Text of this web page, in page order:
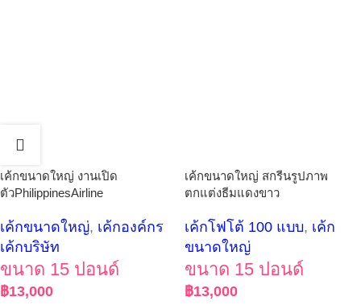
เค้กขนาดใหญ่ งานเปิด
ตัวPhilippinesAirline
เค้กขนาดใหญ่, เค้กองค์กร
เค้กบริษัท
ขนาด 15 ปอนด์
฿13,000
เค้กขนาดใหญ่ สกรีนรูปภาพ
ตกแต่งธีมแดงขาว
เค้กโฟโต้ 100 แบบ, เค้ก
ขนาดใหญ่
ขนาด 15 ปอนด์
฿13,000